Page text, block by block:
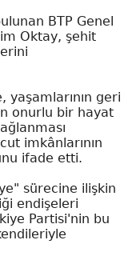
BTP Genel
Oktay, şehit
geri
onurlu bir hayat
imkânlarının
ifade etti.
sürecine ilişkin
endişeleri
Partisi'nin bu